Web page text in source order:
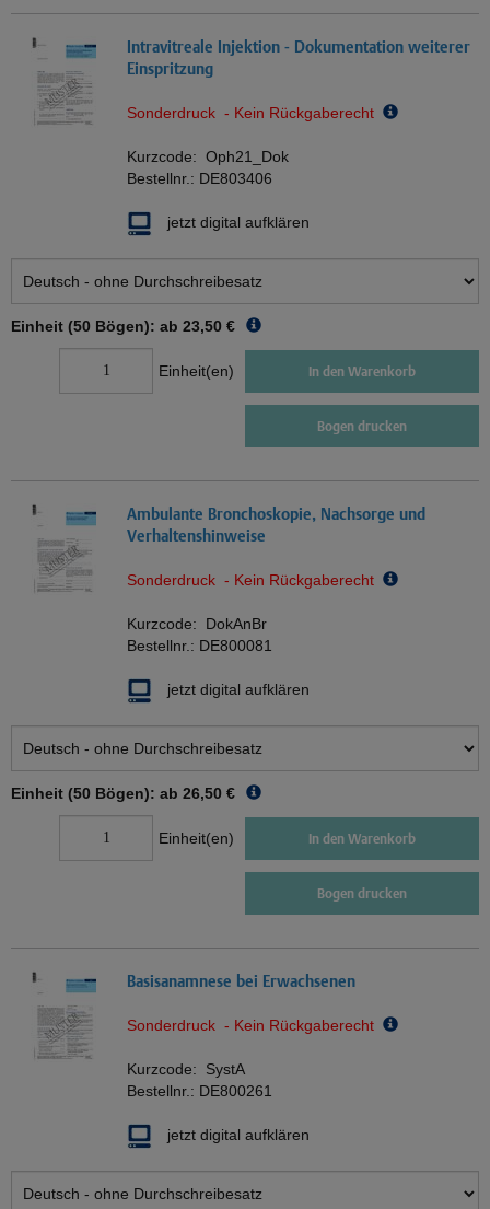
Intravitreale Injektion - Dokumentation weiterer
Einspritzung
Sonderdruck - Kein Rückgaberecht
Kurzcode: Oph21_Dok
Bestellnr.: DE803406
jetzt digital aufklären
Einheit (50 Bögen): ab 23,50 €
Einheit(en) In den Warenkorb
Bogen drucken
Ambulante Bronchoskopie, Nachsorge und
Verhaltenshinweise
Sonderdruck - Kein Rückgaberecht
Kurzcode: DokAnBr
Bestellnr.: DE800081
jetzt digital aufklären
Einheit (50 Bögen): ab 26,50 €
Einheit(en) In den Warenkorb
Bogen drucken
Basisanamnese bei Erwachsenen
Sonderdruck - Kein Rückgaberecht
Kurzcode: SystA
Bestellnr.: DE800261
jetzt digital aufklären